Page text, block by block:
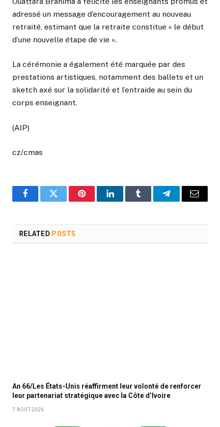
adressé un message d’encouragement au nouveau
retraité, estimant que la retraite constitue « le début
d’une nouvelle étape de vie ».
La cérémonie a également été marquée par des
prestations artistiques, notamment des ballets et un
sketch axé sur la solidarité et l’entraide au sein du
corps enseignant.
(AIP)
cz/cmas
FacebookTwitter PinterestLinkedInTumblr TelegramEmail
RELATED POSTS
An 66/Les États-Unis réaffirment leur volonté de renforcer
leur partenariat stratégique avec la Côte d’Ivoire
7 AOÛT 2026